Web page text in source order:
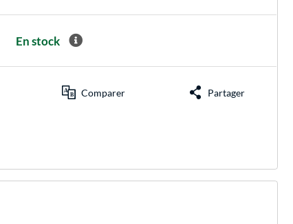
En stock
Comparer Partager